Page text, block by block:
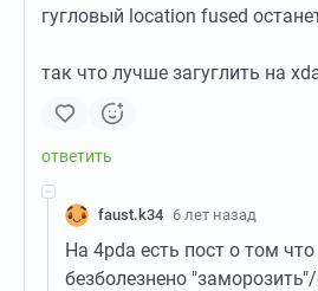
гугловый location fused
так что лучше загуглить на
faust.k34 6 лет назад
На 4pda есть пост о том
безболезнено